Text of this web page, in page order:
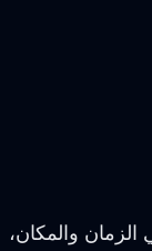
والمكان،